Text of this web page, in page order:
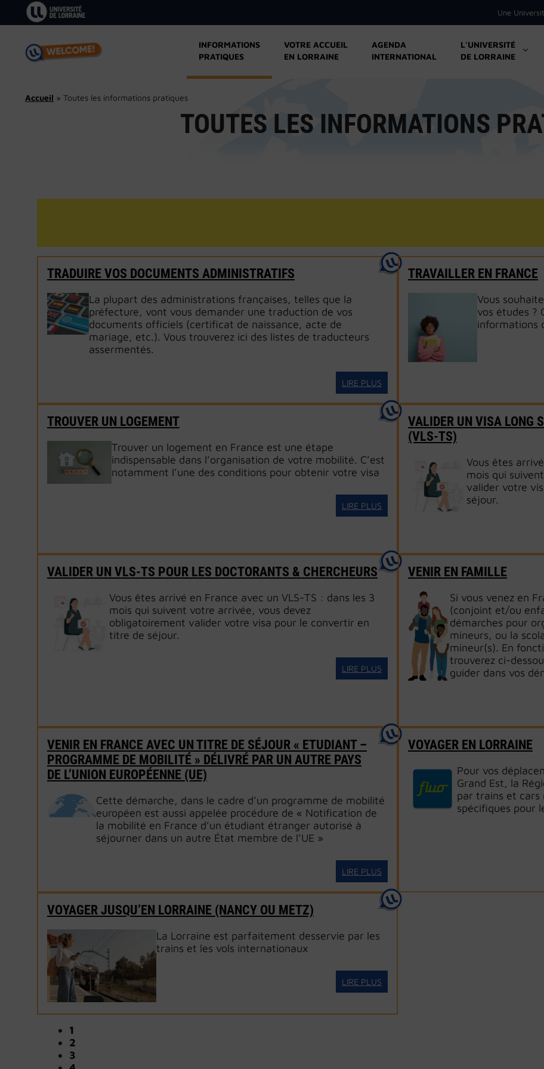
Une
INFORMATIONS
PRATIQUES
VOTRE ACCUEIL
EN LORRAINE
AGENDA
INTERNATIONAL
L’UNIVERSITÉ
DE LORRAINE
Accueil » Toutes les informations pratiques
TOUTES LES INFORMATIONS
TRADUIRE VOS DOCUMENTS ADMINISTRATIFS
La plupart des administrations françaises, telles que la
préfecture, vont vous demander une traduction de vos
documents officiels (certificat de naissance, acte de
mariage, etc.). Vous trouverez ici des listes de traducteurs
assermentés.
LIRE PLUS
TRAVAILLER EN FRANCE
Vous
vos études ?
informations
TROUVER UN LOGEMENT
Trouver un logement en France est une étape
indispensable dans l’organisation de votre mobilité. C’est
notamment l’une des conditions pour obtenir votre visa
LIRE PLUS
VALIDER UN VISA LONG
(VLS-TS)
Vous êtes
mois qui
valider votre
séjour.
VALIDER UN VLS-TS POUR LES DOCTORANTS & CHERCHEURS
Vous êtes arrivé en France avec un VLS-TS : dans les 3
mois qui suivent votre arrivée, vous devez
obligatoirement valider votre visa pour le convertir en
titre de séjour.
LIRE PLUS
VENIR EN FAMILLE
Si vous venez en
(conjoint et/ou
démarches pour
mineurs, ou la
mineur(s). En
trouverez ci-
guider dans vos
VENIR EN FRANCE AVEC UN TITRE DE SÉJOUR « ETUDIANT –
PROGRAMME DE MOBILITÉ » DÉLIVRÉ PAR UN AUTRE PAYS
DE L’UNION EUROPÉENNE (UE)
Cette démarche, dans le cadre d’un programme de mobilité
européen est aussi appelée procédure de « Notification de
la mobilité en France d’un étudiant étranger autorisé à
séjourner dans un autre État membre de l’UE »
LIRE PLUS
VOYAGER EN LORRAINE
Pour vos
Grand Est, la
par trains et cars
spécifiques pour
VOYAGER JUSQU’EN LORRAINE (NANCY OU METZ)
La Lorraine est parfaitement desservie par les
trains et les vols internationaux
LIRE PLUS
1
2
3